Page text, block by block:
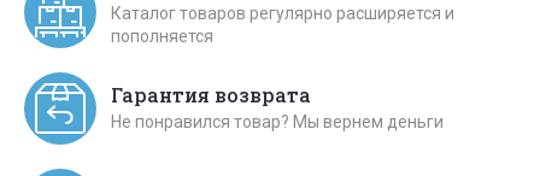
Каталог товаров регулярно расширяется и
пополняется
Гарантия возврата
Не понравился товар? Мы вернем деньги